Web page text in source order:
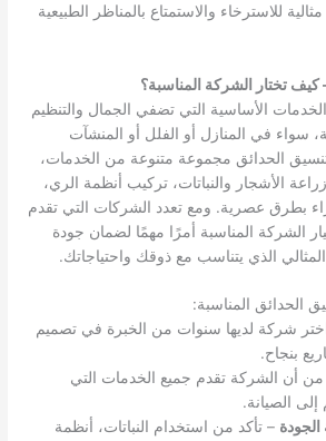
للاسترخاء والاستمتاع بالمناظر الطبيعية
تختار الشركة المناسبة؟
الأساسية التي تضفي الجمال والتنظيم
سواء في المنازل أو الفلل أو المنشآت
الحدائق مجموعة متنوعة من الخدمات،
الأشجار والنباتات، تركيب أنظمة الري،
بطرق عصرية. ومع تعدد الشركات التي تقدم
الشركة المناسبة أمرًا مهمًا لضمان جودة
الذي يتناسب مع ذوقك واحتياجاتك.
الحدائق المناسبة:
شركة لديها سنوات من الخبرة في تصميم
بنجاح.
من أن الشركة تقدم جميع الخدمات التي
الصيانة.
الجودة – تأكد من استخدام النباتات، أنظمة